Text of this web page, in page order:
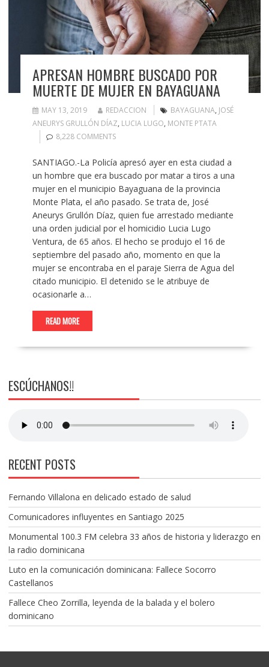
APRESAN HOMBRE BUSCADO POR
MUERTE DE MUJER EN BAYAGUANA
MAY 13, 2019 REDACCION BAYAGUANA, JOSÉ
ANEURYS GRULLÓN DÍAZ, LUCIA LUGO, MONTE PTATA
8,228 COMMENTS
SANTIAGO.-La Policía apresó ayer en esta ciudad a
un hombre que era buscado por matar a tiros a una
mujer en el municipio Bayaguana de la provincia
Monte Plata, el año pasado. Se trata de, José
Aneurys Grullón Díaz, quien fue arrestado mediante
una orden judicial por el homicidio Lucia Lugo
Ventura, de 65 años. El hecho se produjo el 16 de
septiembre del pasado año, momento en que la
mujer se encontraba en el paraje Sierra de Agua del
citado municipio. El detenido se le atribuye de
ocasionarle a…
READ MORE
ESCÚCHANOS!!
RECENT POSTS
Fernando Villalona en delicado estado de salud
Comunicadores influyentes en Santiago 2025
Monumental 100.3 FM celebra 33 años de historia y liderazgo en
la radio dominicana
Luto en la comunicación dominicana: Fallece Socorro
Castellanos
Fallece Cheo Zorrilla, leyenda de la balada y el bolero
dominicano